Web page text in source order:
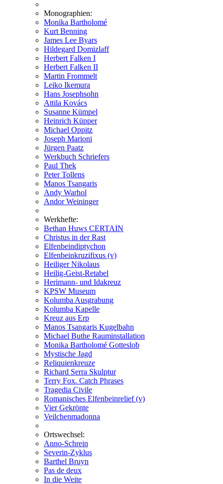
Monographien:
Monika Bartholomé
Kurt Benning
James Lee Byars
Hildegard Domizlaff
Herbert Falken I
Herbert Falken II
Martin Frommelt
Leiko Ikemura
Hans Josephsohn
Attila Kovács
Susanne Kümpel
Heinrich Küpper
Michael Oppitz
Joseph Marioni
Jürgen Paatz
Werkbuch Schriefers
Paul Thek
Peter Tollens
Manos Tsangaris
Andy Warhol
Andor Weininger
Werkhefte:
Bethan Huws CERTAIN
Christus in der Rast
Elfenbeindiptychon
Elfenbeinkruzifixus (v)
Heiliger Nikolaus
Heilig-Geist-Retabel
Herimann- und Idakreuz
KPSW Museum
Kolumba Ausgrabung
Kolumba Kapelle
Kreuz aus Erp
Manos Tsangaris Kugelbahn
Michael Buthe Rauminstallation
Monika Bartholomé Gotteslob
Mystische Jagd
Reliquienkreuze
Richard Serra Skulptur
Terry Fox. Catch Phrases
Tragedia Civile
Romanisches Elfenbeinrelief (v)
Vier Gekrönte
Veilchenmadonna
Ortswechsel:
Anno-Schrein
Severin-Zyklus
Barthel Bruyn
Pas de deux
In die Weite